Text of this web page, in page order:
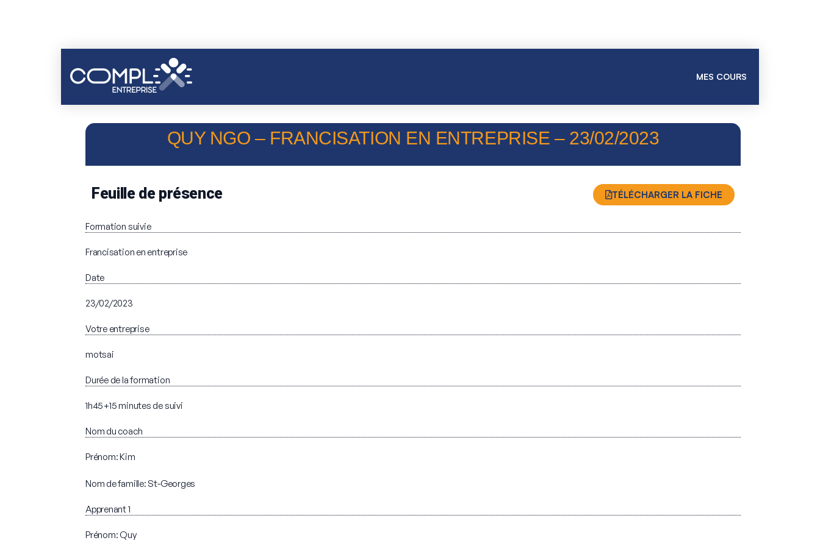
MES COURS
QUY NGO – FRANCISATION EN ENTREPRISE – 23/02/2023
Feuille de présence TÉLÉCHARGER LA FICHE
Formation suivie
Francisation en entreprise
Date
23/02/2023
Votre entreprise
motsai
Durée de la formation
1h45+15 minutes de suivi
Nom du coach
Prénom: Kim
Nom de famille: St-Georges
Apprenant 1
Prénom: Quy